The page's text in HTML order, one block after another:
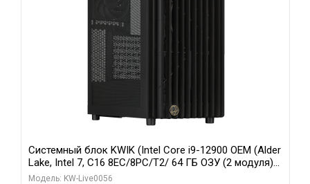
Системный блок KWIK (Intel Core i9-12900 OEM (Alder
Lake, Intel 7, C16 8EC/8PC/T2/ 64 ГБ ОЗУ (2 модуля)/
Palit RTX5080 INFINITY 3 OC 16GB GDDR7 256bit 3xDP
Модель: KW-Live0056